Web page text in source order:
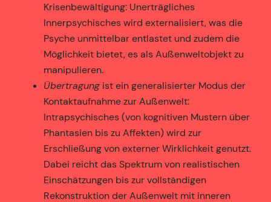
Krisenbewältigung: Unerträgliches
Innerpsychisches wird externalisiert, was die
Psyche unmittelbar entlastet und zudem die
Möglichkeit bietet, es als Außenweltobjekt zu
manipulieren.
Übertragung ist ein generalisierter Modus der
Kontaktaufnahme zur Außenwelt:
Intrapsychisches (von kognitiven Mustern über
Phantasien bis zu Affekten) wird zur
Erschließung von externer Wirklichkeit genutzt.
Dabei reicht das Spektrum von realistischen
Einschätzungen bis zur vollständigen
Rekonstruktion der Außenwelt mit inneren